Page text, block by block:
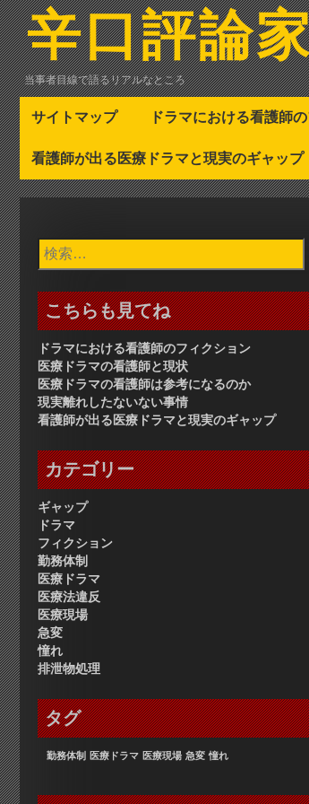
コ
ン
テ
ン
ツ
へ
ス
キ
ッ
プ
辛口評論
当事者目線で語るリアルなところ
サイトマップ ドラマにおける看護師
看護師が出る医療ドラマと現実のギャップ
検
索:
こちらも見てね
ドラマにおける看護師のフィクション
医療ドラマの看護師と現状
医療ドラマの看護師は参考になるのか
現実離れしたないない事情
看護師が出る医療ドラマと現実のギャップ
カテゴリー
ギャップ
ドラマ
フィクション
勤務体制
医療ドラマ
医療法違反
医療現場
急変
憧れ
排泄物処理
タグ
勤務体制 医療ドラマ 医療現場 急変 憧れ